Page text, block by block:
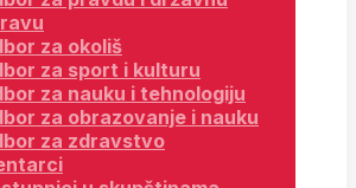
za okoliš
za sport i kulturu
za nauku i tehnologiju
za obrazovanje i nauku
za zdravstvo